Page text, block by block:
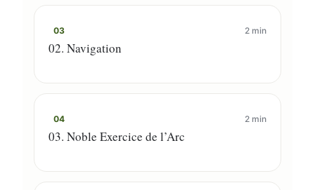
03 2 min
02. Navigation
04 2 min
03. Noble Exercice de l’Arc